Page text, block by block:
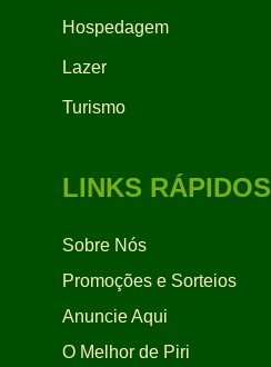
Hospedagem
Lazer
Turismo
LINKS RÁPIDOS
Sobre Nós
Promoções e Sorteios
Anuncie Aqui
O Melhor de Piri